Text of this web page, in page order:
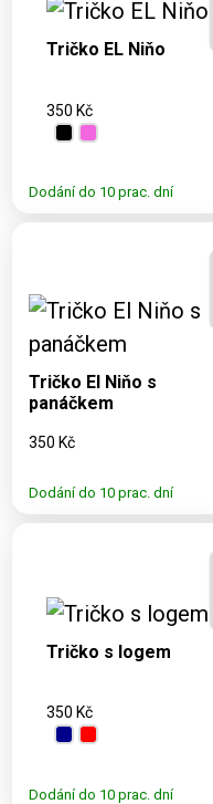
3, 5, 7, 9, 11, S,
3XL, 4XL
Tričko EL Niňo
350 Kč
Dodání do 10 prac. dní
Dostupné varianty:
3, 5, 7, 9, 11, S, M, L,
XL, 2XL, 3XL, 4XL
Tričko El Niňo s
panáčkem
350 Kč
Dodání do 10 prac. dní
3, 5, 7, 9, 11, S,
M, L, XL, 2XL,
3XL, 4XL
Tričko s logem
350 Kč
Dodání do 10 prac. dní